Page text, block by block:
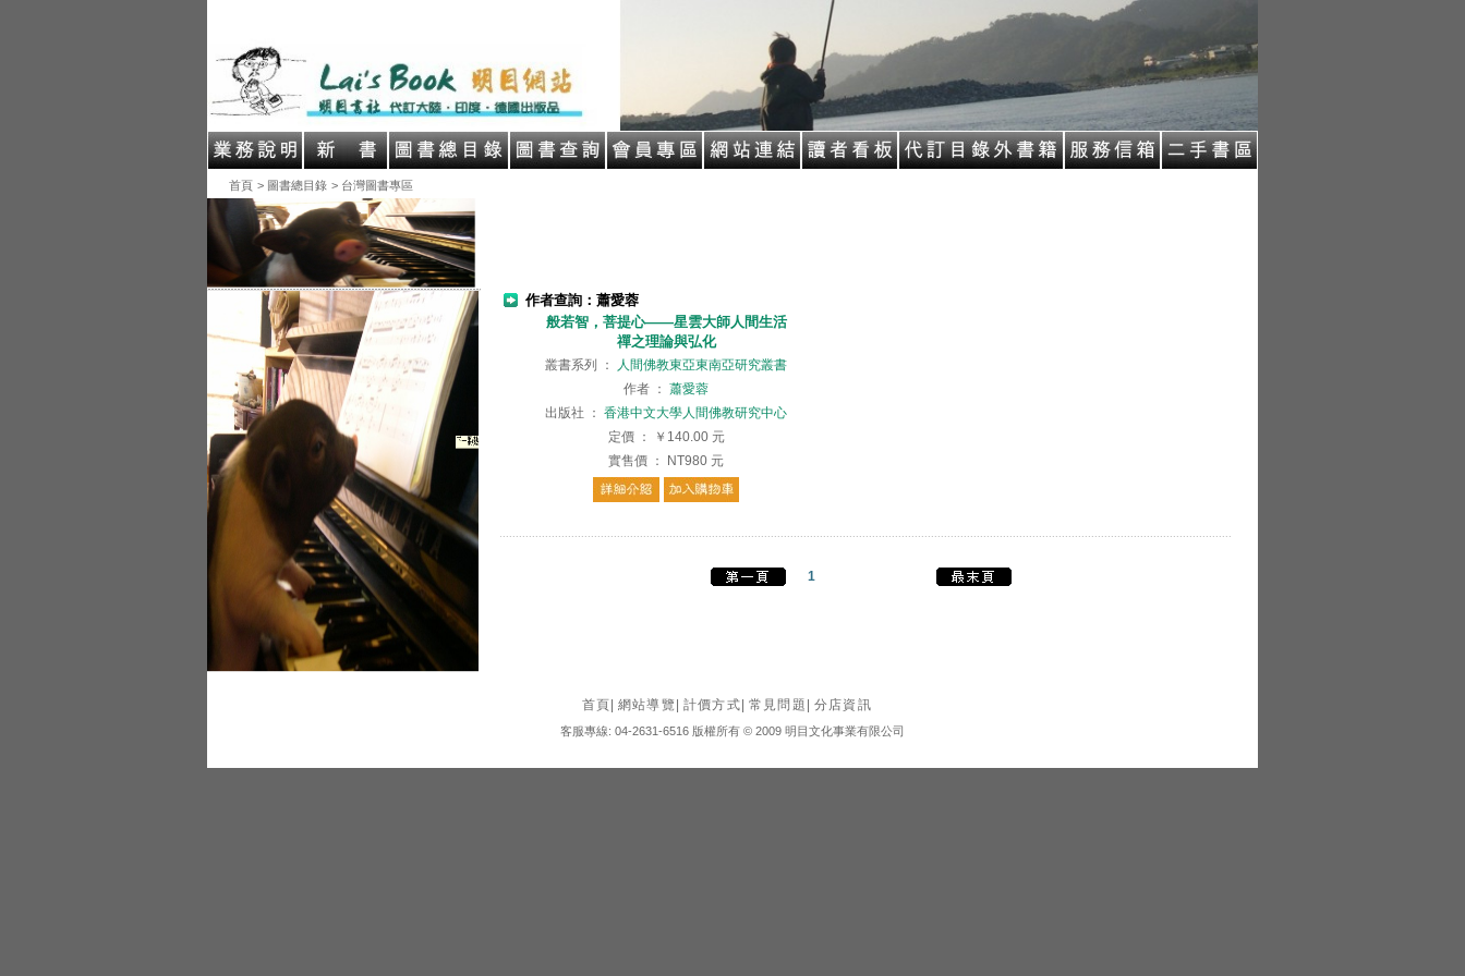
首頁 > 圖書總目錄 > 台灣圖書專區
作者查詢：蕭愛蓉
般若智，菩提心——星雲大師人間生活
禪之理論與弘化
叢書系列 ：
人間佛教東亞東南亞研究叢書
作者 ： 蕭愛蓉
出版社
： 香港中文大學人間佛教研究中心
定價
： ￥140.00 元
實售價 ： NT980 元
1
首頁 網站導覽 計價方式 常見問題 分店資訊
客服專線: 04-2631-6516 版權所有 © 2009 明目文化事業有限公司